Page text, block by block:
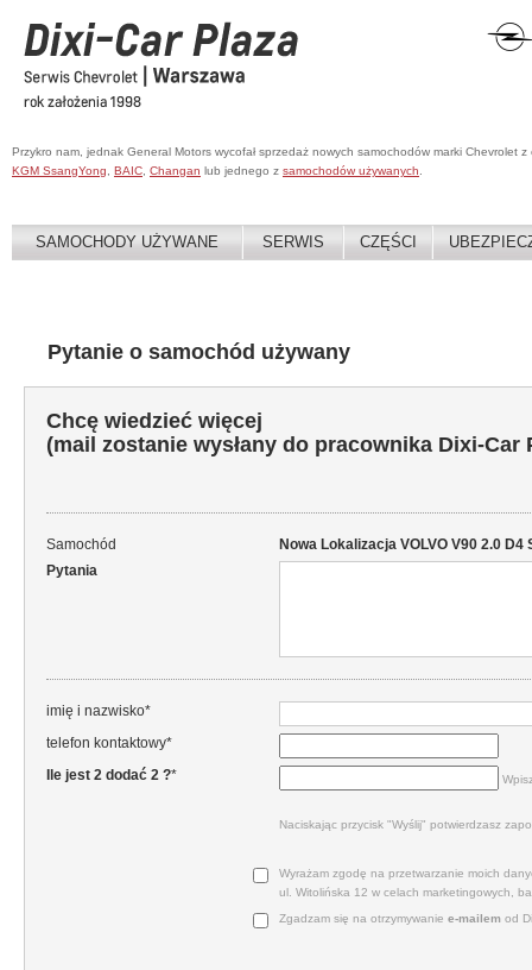
Przykro nam, jednak General Motors wycofał sprzedaż nowych samochodów marki Chevrolet
KGM SsangYong
BAIC Changan lub jednego z samochodów używanych
SAMOCHODY UŻYWANE SERWIS CZĘŚCI
Pytanie o samochód używany
Chcę wiedzieć więcej
(mail zostanie wysłany do pracownika Dixi-Car
Samochód
Nowa Lokalizacja VOLVO V90 2.0
Pytania
imię i nazwisko*
telefon kontaktowy*
Ile jest 2 dodać 2 ?*
Naciskając przycisk "Wyślij" potwierdzasz
Wyrażam zgodę na przetwarzanie moich
ul. Witolińska 12 w celach marketingowych,
Zgadzam się na otrzymywanie e‑mailem od